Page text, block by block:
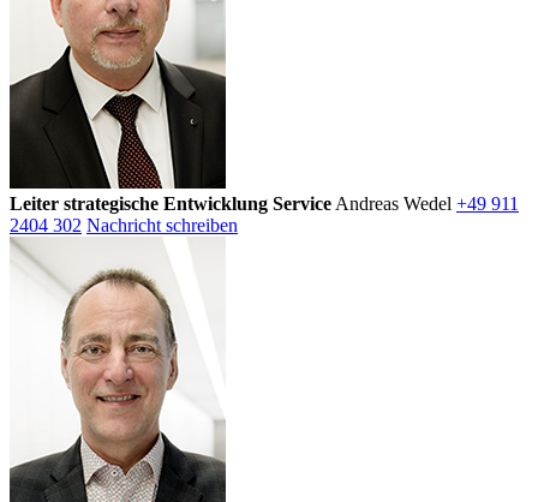
Leiter strategische Entwicklung Service Andreas Wedel +49 911
2404 302 Nachricht schreiben